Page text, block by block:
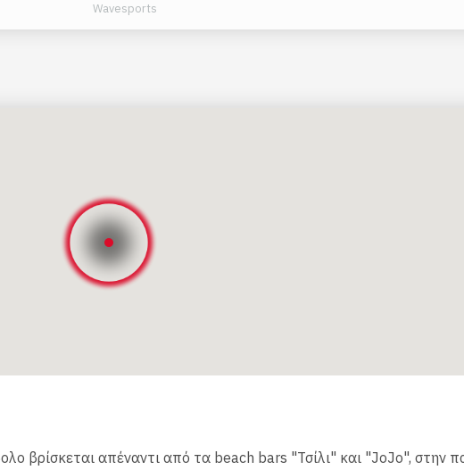
Wavesports
βρίσκεται απέναντι από τα beach bars "Τσίλι" και "JoJo", στην